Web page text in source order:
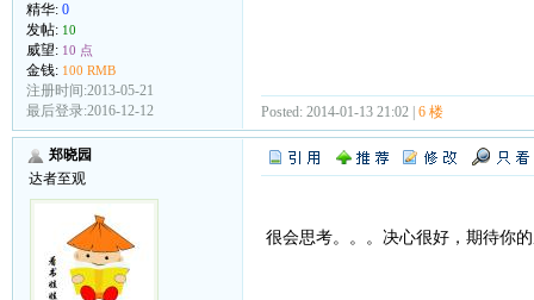
精华: 0
发帖: 10
威望: 10 点
金钱: 100 RMB
注册时间:2013-05-21
最后登录:2016-12-12
Posted: 2014-01-13 21:02 | 6 楼
郑晓园
达者至观
很会思考。。。决心很好，期待你